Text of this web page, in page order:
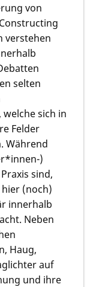
von
verstehen
selten
sich in
Felder
Während
)
sind,
(noch)
innerhalb
Neben
Haug,
auf
und ihre